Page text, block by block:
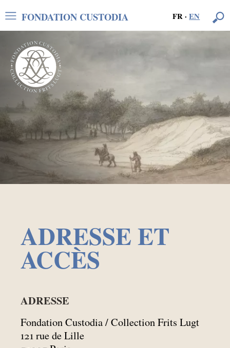
FR·EN
FONDATION CUSTODIA
ADRESSE ET
ACCÈS
ADRESSE
Fondation Custodia / Collection Frits Lugt
121 rue de Lille